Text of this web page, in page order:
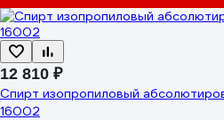
12 810 ₽
Спирт изопропиловый
16002